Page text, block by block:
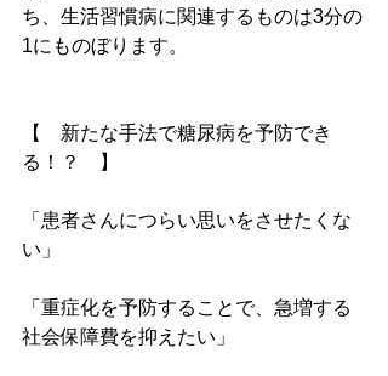
ち、生活習慣病に関連するものは3分の
1にものぼります。
【　新たな手法で糖尿病を予防でき
る！？　】
「患者さんにつらい思いをさせたくな
い」
「重症化を予防することで、急増する
社会保障費を抑えたい」